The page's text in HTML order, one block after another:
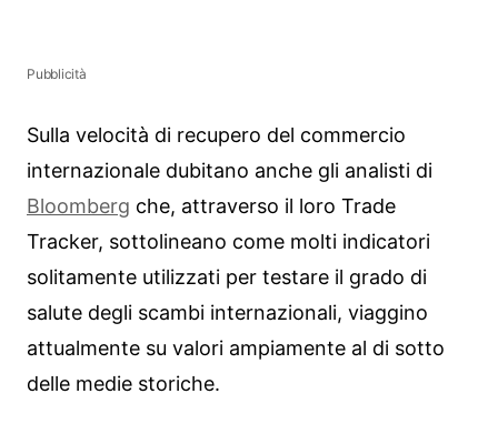
Pubblicità
Sulla velocità di recupero del commercio
internazionale dubitano anche gli analisti di
Bloomberg che, attraverso il loro Trade
Tracker, sottolineano come molti indicatori
solitamente utilizzati per testare il grado di
salute degli scambi internazionali, viaggino
attualmente su valori ampiamente al di sotto
delle medie storiche.